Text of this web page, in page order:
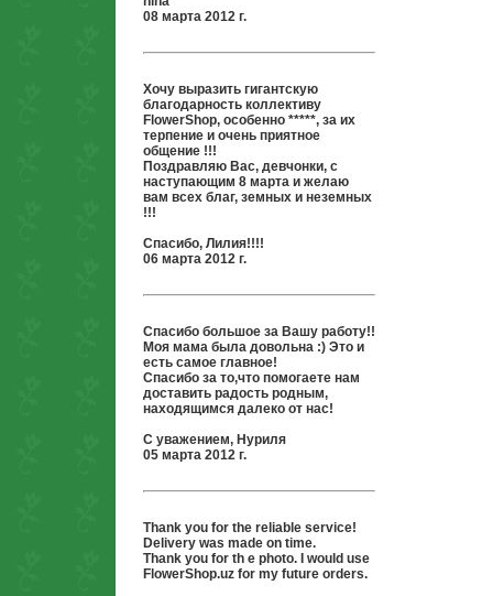
08 марта 2012 г.
Хочу выразить гигантскую
благодарность коллективу
FlowerShop, особенно *****, за их
терпение и очень приятное
общение !!!
Поздравляю Вас, девчонки, с
наступающим 8 марта и желаю
вам всех благ, земных и неземных
!!!
Спасибо, Лилия!!!!
06 марта 2012 г.
Спасибо большое за Вашу работу!!
Моя мама была довольна :) Это и
есть самое главное!
Спасибо за то,что помогаете нам
доставить радость родным,
находящимся далеко от нас!
С уважением, Нуриля
05 марта 2012 г.
Thank you for the reliable service!
Delivery was made on time.
Thank you for th e photo. I would use
FlowerShop.uz for my future orders.